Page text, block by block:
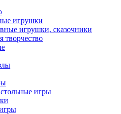
игрушки
игрушки, сказочники
творчество
игры